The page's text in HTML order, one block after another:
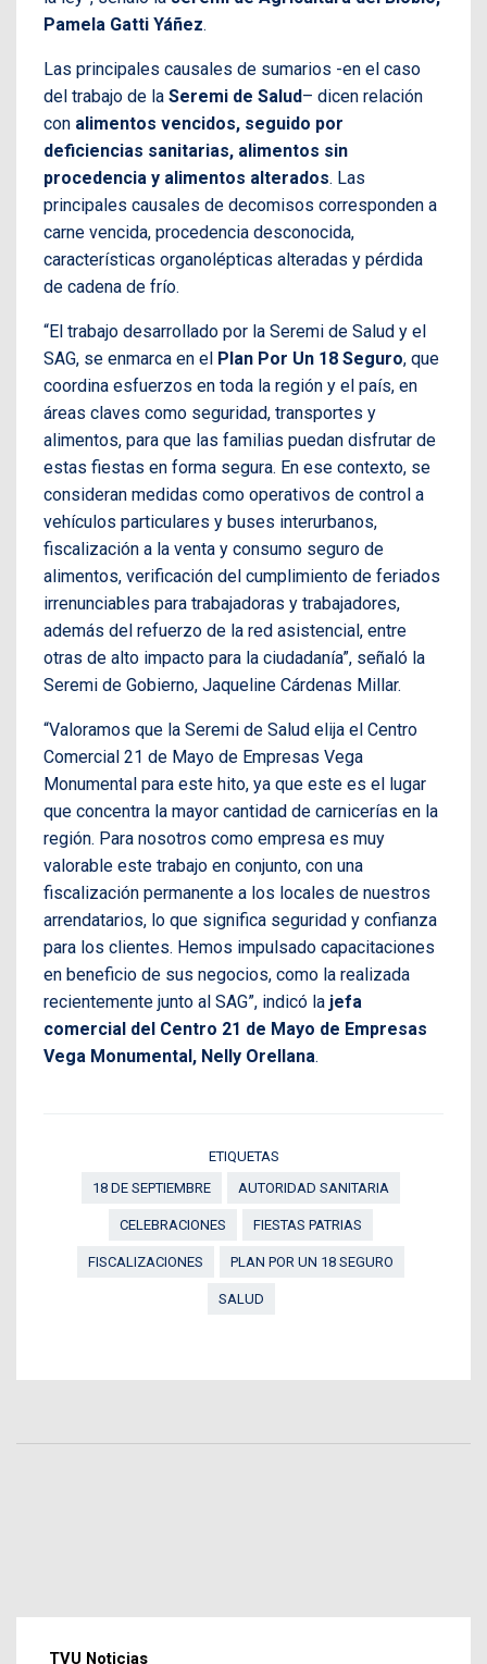
Pamela Gatti Yáñez.
Las principales causales de sumarios -en el caso
del trabajo de la Seremi de Salud– dicen relación
con alimentos vencidos, seguido por
deficiencias sanitarias, alimentos sin
procedencia y alimentos alterados. Las
principales causales de decomisos corresponden a
carne vencida, procedencia desconocida,
características organolépticas alteradas y pérdida
de cadena de frío.
“El trabajo desarrollado por la Seremi de Salud y el
SAG, se enmarca en el Plan Por Un 18 Seguro, que
coordina esfuerzos en toda la región y el país, en
áreas claves como seguridad, transportes y
alimentos, para que las familias puedan disfrutar de
estas fiestas en forma segura. En ese contexto, se
consideran medidas como operativos de control a
vehículos particulares y buses interurbanos,
fiscalización a la venta y consumo seguro de
alimentos, verificación del cumplimiento de feriados
irrenunciables para trabajadoras y trabajadores,
además del refuerzo de la red asistencial, entre
otras de alto impacto para la ciudadanía”, señaló la
Seremi de Gobierno, Jaqueline Cárdenas Millar.
“Valoramos que la Seremi de Salud elija el Centro
Comercial 21 de Mayo de Empresas Vega
Monumental para este hito, ya que este es el lugar
que concentra la mayor cantidad de carnicerías en la
región. Para nosotros como empresa es muy
valorable este trabajo en conjunto, con una
fiscalización permanente a los locales de nuestros
arrendatarios, lo que significa seguridad y confianza
para los clientes. Hemos impulsado capacitaciones
en beneficio de sus negocios, como la realizada
recientemente junto al SAG”, indicó la jefa
comercial del Centro 21 de Mayo de Empresas
Vega Monumental, Nelly Orellana.
ETIQUETAS
18 DE SEPTIEMBRE
AUTORIDAD SANITARIA
CELEBRACIONES FIESTAS PATRIAS
FISCALIZACIONES PLAN POR UN 18 SEGURO
SALUD
TVU Noticias